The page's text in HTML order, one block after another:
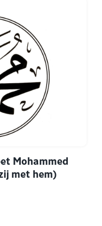
Mohammed
met hem)